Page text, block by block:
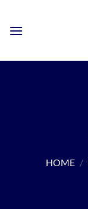
inhoud
HOME /